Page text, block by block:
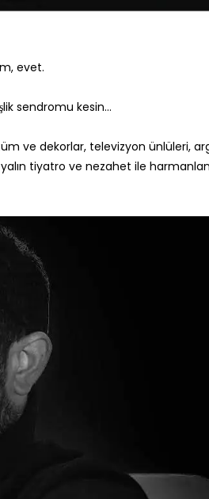
evet.
sendromu kesin…
ve dekorlar, televizyon ünlüleri,
tiyatro ve nezahet ile